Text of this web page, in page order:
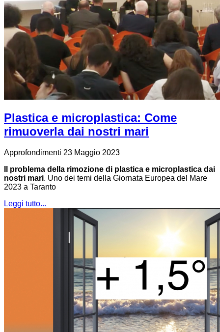
Plastica e microplastica: Come
rimuoverla dai nostri mari
Approfondimenti 23 Maggio 2023
Il problema della rimozione di plastica e microplastica dai
nostri mari. Uno dei temi della Giornata Europea del Mare
2023 a Taranto
Leggi tutto...